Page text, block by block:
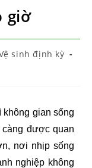
giờ
sinh định kỳ
không gian sống
càng được quan
nơi nhịp sống
nghiệp không